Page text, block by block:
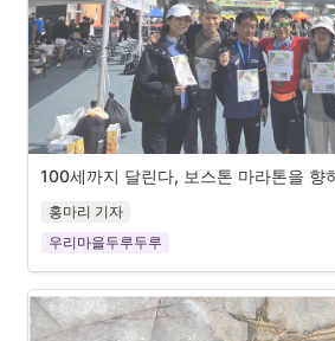
지난 4월 ‘제22회 윤봉길 예산 전국 마라
세상’ 회원과 함께 참가후 기념 촬영. 오
삼 씨.
100세까지 달린다, 보스톤 마라톤을 향
홍마리 기자
우리마을두루두루